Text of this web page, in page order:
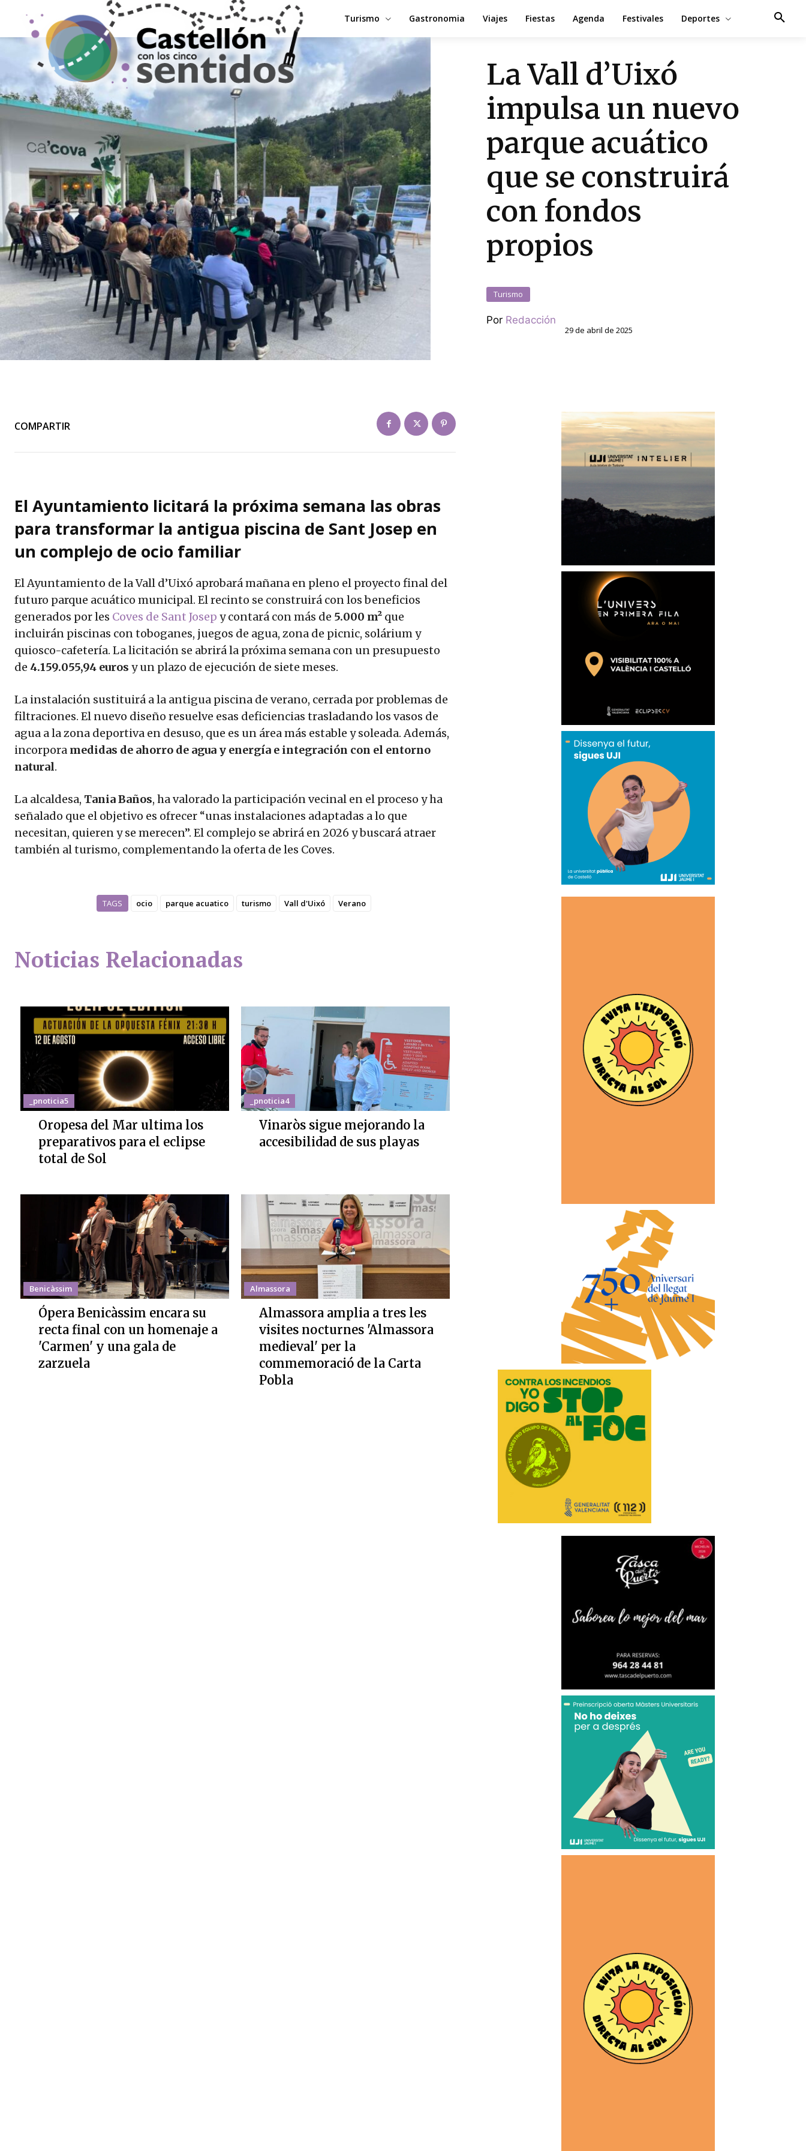
Turismo Gastronomia Viajes Fiestas Agenda Festivales Deportes
La Vall d’Uixó
impulsa un nuevo
parque acuático
que se construirá
con fondos
propios
Turismo
Por Redacción
29 de abril de 2025
COMPARTIR
El Ayuntamiento licitará la próxima semana las obras
para transformar la antigua piscina de Sant Josep en
un complejo de ocio familiar
El Ayuntamiento de la Vall d’Uixó aprobará mañana en pleno el proyecto final del
futuro parque acuático municipal. El recinto se construirá con los beneficios
generados por les Coves de Sant Josep y contará con más de 5.000 m² que
incluirán piscinas con toboganes, juegos de agua, zona de picnic, solárium y
quiosco-cafetería. La licitación se abrirá la próxima semana con un presupuesto
de 4.159.055,94 euros y un plazo de ejecución de siete meses.
La instalación sustituirá a la antigua piscina de verano, cerrada por problemas de
filtraciones. El nuevo diseño resuelve esas deficiencias trasladando los vasos de
agua a la zona deportiva en desuso, que es un área más estable y soleada. Además,
incorpora medidas de ahorro de agua y energía e integración con el entorno
natural.
La alcaldesa, Tania Baños, ha valorado la participación vecinal en el proceso y ha
señalado que el objetivo es ofrecer “unas instalaciones adaptadas a lo que
necesitan, quieren y se merecen”. El complejo se abrirá en 2026 y buscará atraer
también al turismo, complementando la oferta de les Coves.
TAGS ocio parque acuatico turismo Vall d'Uixó Verano
Noticias Relacionadas
_pnoticia5
Oropesa del Mar ultima los
preparativos para el eclipse
total de Sol
_pnoticia4
Vinaròs sigue mejorando la
accesibilidad de sus playas
Benicàssim
Ópera Benicàssim encara su
recta final con un homenaje a
'Carmen' y una gala de
zarzuela
Almassora
Almassora amplia a tres les
visites nocturnes 'Almassora
medieval' per la
commemoració de la Carta
Pobla